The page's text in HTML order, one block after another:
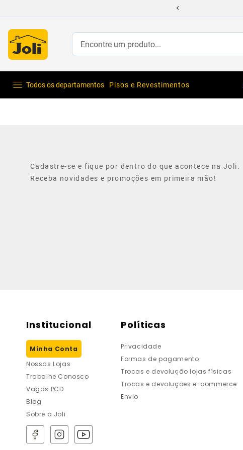
Encontre um produto...
Todos os departamentos Pisos e Revestimentos
Cadastre-se e fique por dentro do que acontece na Joli.
Receba novidades e promoções em primeira mão!
Institucional
Minha Conta
Nossas Lojas
Trabalhe Conosco
Vagas PCD
Blog
Sobre a Joli
Políticas
Privacidade
Formas de pagamento
Trocas e devolução lojas físicas
Trocas e devoluções e-commerce
Envio